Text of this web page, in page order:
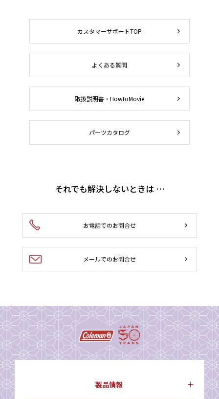
カスタマーサポートTOP
よくある質問
取扱説明書・HowtoMovie
パーツカタログ
それでも解決しないときは …
お電話でのお問合せ
メールでのお問合せ
製品情報